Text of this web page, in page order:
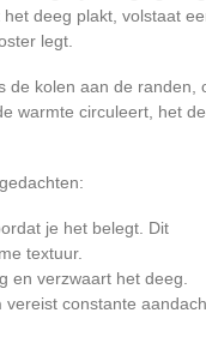
deeg plakt, volstaat
legt.
de kolen aan de randen,
warmte circuleert, het
je het belegt. Dit
textuur.
en verzwaart het deeg.
vereist constante